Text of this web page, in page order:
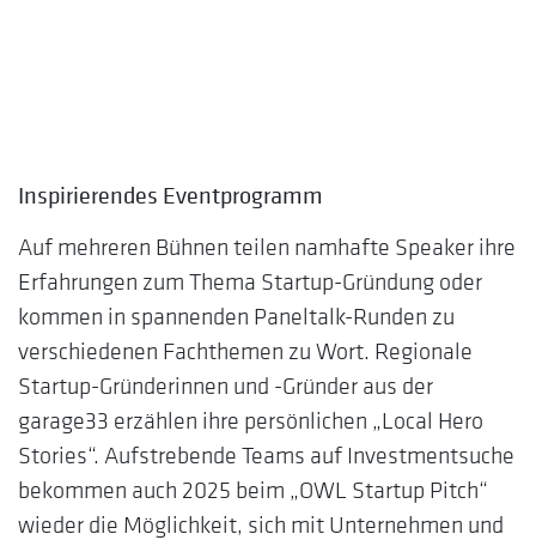
Inspirierendes Eventprogramm
Auf mehreren Bühnen teilen namhafte Speaker ihre
Erfahrungen zum Thema Startup-Gründung oder
kommen in spannenden Paneltalk-Runden zu
verschiedenen Fachthemen zu Wort. Regionale
Startup-Gründerinnen und -Gründer aus der
garage33 erzählen ihre persönlichen „Local Hero
Stories“. Aufstrebende Teams auf Investmentsuche
bekommen auch 2025 beim „OWL Startup Pitch“
wieder die Möglichkeit, sich mit Unternehmen und